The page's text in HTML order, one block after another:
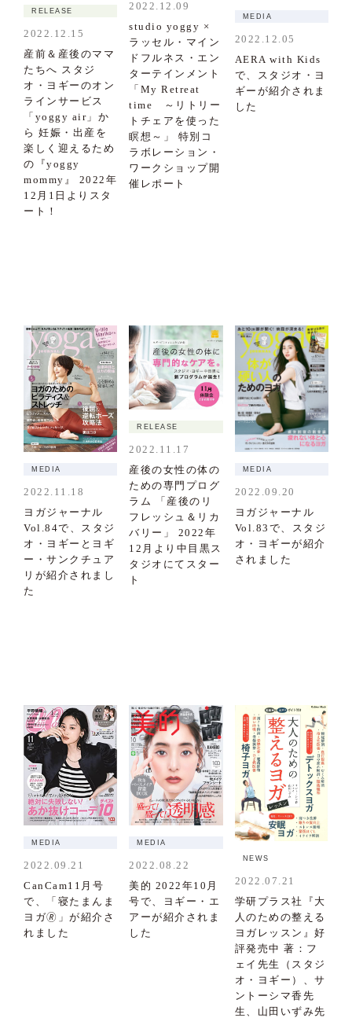
RELEASE
2022.12.15
産前＆産後のママ
たちへ スタジ
オ・ヨギーのオン
ラインサービス
「yoggy air」か
ら 妊娠・出産を
楽しく迎えるため
の『yoggy
mommy』 2022年
12月1日よりスタ
ート！
2022.12.09
studio yoggy ×
ラッセル・マイン
ドフルネス・エン
ターテインメント
「My Retreat
time ～リトリー
トチェアを使った
瞑想～」 特別コ
ラボレーション・
ワークショップ開
催レポート
MEDIA
2022.12.05
AERA with Kids
で、スタジオ・ヨ
ギーが紹介されま
した
MEDIA
2022.11.18
ヨガジャーナル
Vol.84で、スタジ
オ・ヨギーとヨギ
ー・サンクチュア
リが紹介されまし
た
RELEASE
2022.11.17
産後の女性の体の
ための専門プログ
ラム 「産後のリ
フレッシュ＆リカ
バリー」 2022年
12月より中目黒ス
タジオにてスター
ト
MEDIA
2022.09.20
ヨガジャーナル
Vol.83で、スタジ
オ・ヨギーが紹介
されました
MEDIA
2022.09.21
CanCam11月号
で、「寝たまんま
ヨガ🄬」が紹介さ
れました
MEDIA
2022.08.22
美的 2022年10月
号で、ヨギー・エ
アーが紹介されま
した
NEWS
2022.07.21
学研プラス社『大
人のための整える
ヨガレッスン』好
評発売中 著：フ
ェイ先生（スタジ
オ・ヨギー）、サ
ントーシマ香先
生、山田いずみ先